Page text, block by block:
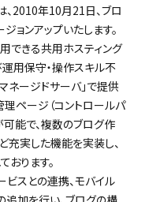
、2010年10月21日、ブロ
ョンアップいたします。
できる共用ホスティング
運用保守・操作スキル不
ネージドサーバ」で提供
ページ（コントロールパ
能で、複数のブログ作
充実した機能を実装し、
ります。
ビスとの連携、モバイル